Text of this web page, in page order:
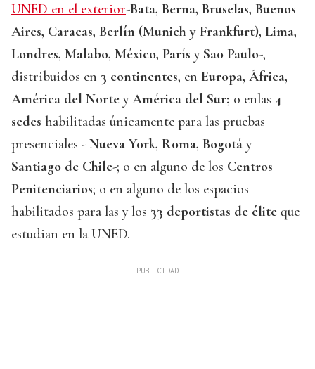
UNED en el exterior-Bata, Berna, Bruselas, Buenos
Aires, Caracas, Berlín (Munich y Frankfurt), Lima,
Londres, Malabo, México, París y Sao Paulo-,
distribuidos en 3 continentes, en Europa, África,
América del Norte yAmérica del Sur; o enlas 4
sedes habilitadas únicamente para las pruebas
presenciales - Nueva York, Roma, Bogotá y
Santiago de Chile-; o en alguno de los Centros
Penitenciarios; o en alguno de los espacios
habilitados para las y los 33 deportistas de élite que
estudian en la UNED.